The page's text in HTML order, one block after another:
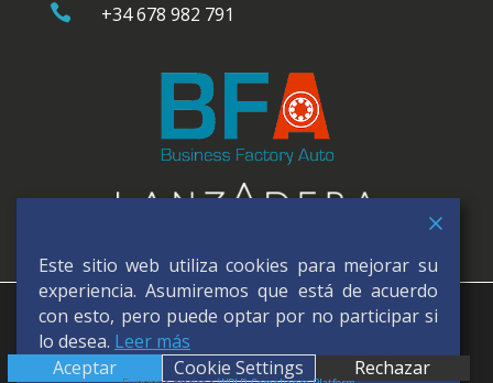
 +34 678 982 791
© Perfect Numbers (A Data Monitoring
Company) | Aviso Legal
Este sitio web utiliza cookies para mejorar su
experiencia. Asumiremos que está de acuerdo
con esto, pero puede optar por no participar si
lo desea. Leer más
Aceptar
Cookie Settings Rechazar
Utilizamos cookies para ofrecerte la mejor experiencia en
nuestra web.
Puedes aprender más sobre qué cookies utilizamos o
desactivarlas en los
ajustes.